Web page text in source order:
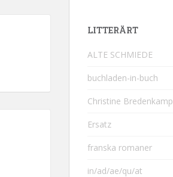
LITTERÄRT
ALTE SCHMIEDE
buchladen-in-buch
Christine Bredenkamp
Ersatz
franska romaner
in/ad/ae/qu/at